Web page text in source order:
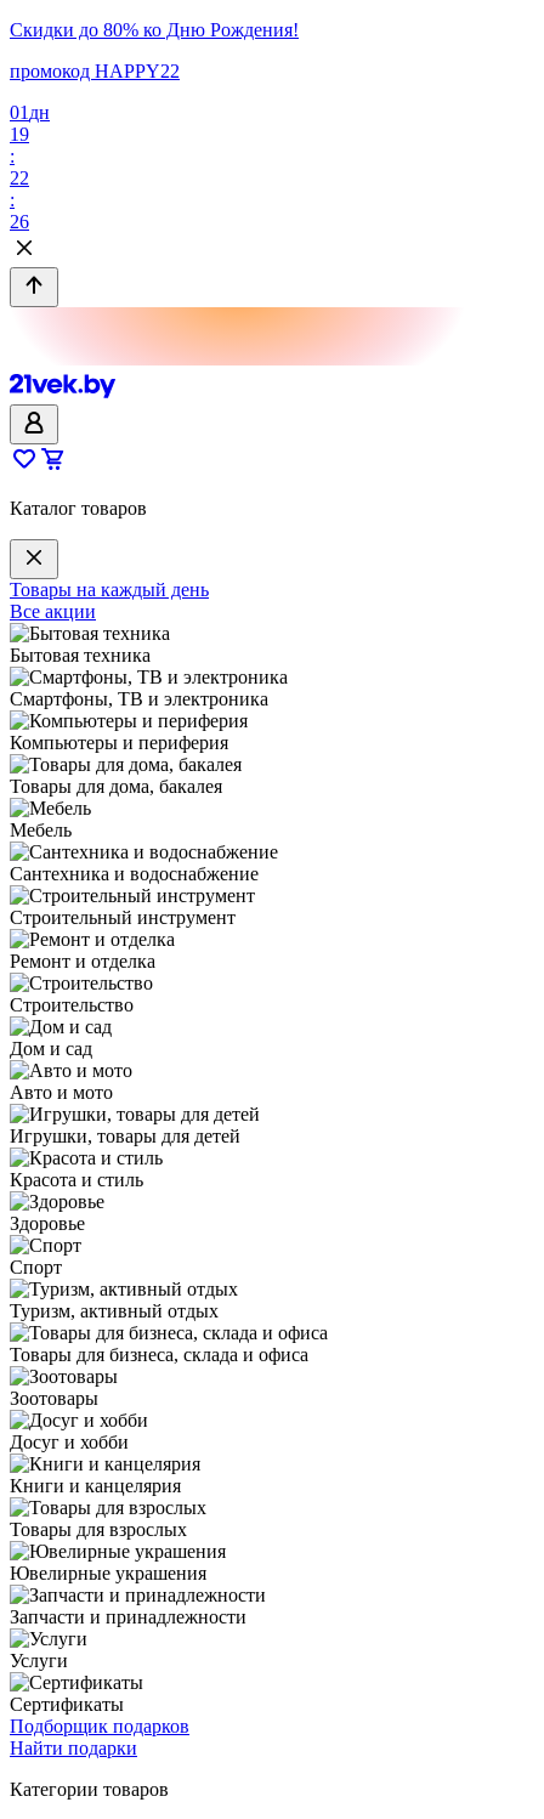
Скидки до 80% ко Дню Рождения!
промокод HAPPY22
01 дн
19
:
22
:
26
Каталог товаров
Товары на каждый день
Все акции
Бытовая техника
Смартфоны, ТВ и электроника
Компьютеры и периферия
Товары для дома, бакалея
Мебель
Сантехника и водоснабжение
Строительный инструмент
Ремонт и отделка
Строительство
Дом и сад
Авто и мото
Игрушки, товары для детей
Красота и стиль
Здоровье
Спорт
Туризм, активный отдых
Товары для бизнеса, склада и офиса
Зоотовары
Досуг и хобби
Книги и канцелярия
Товары для взрослых
Ювелирные украшения
Запчасти и принадлежности
Услуги
Сертификаты
Подборщик подарков
Найти подарки
Категории товаров